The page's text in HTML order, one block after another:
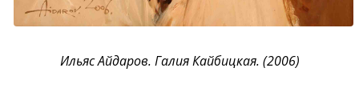
Ильяс Айдаров. Галия Кайбицкая. (2006)